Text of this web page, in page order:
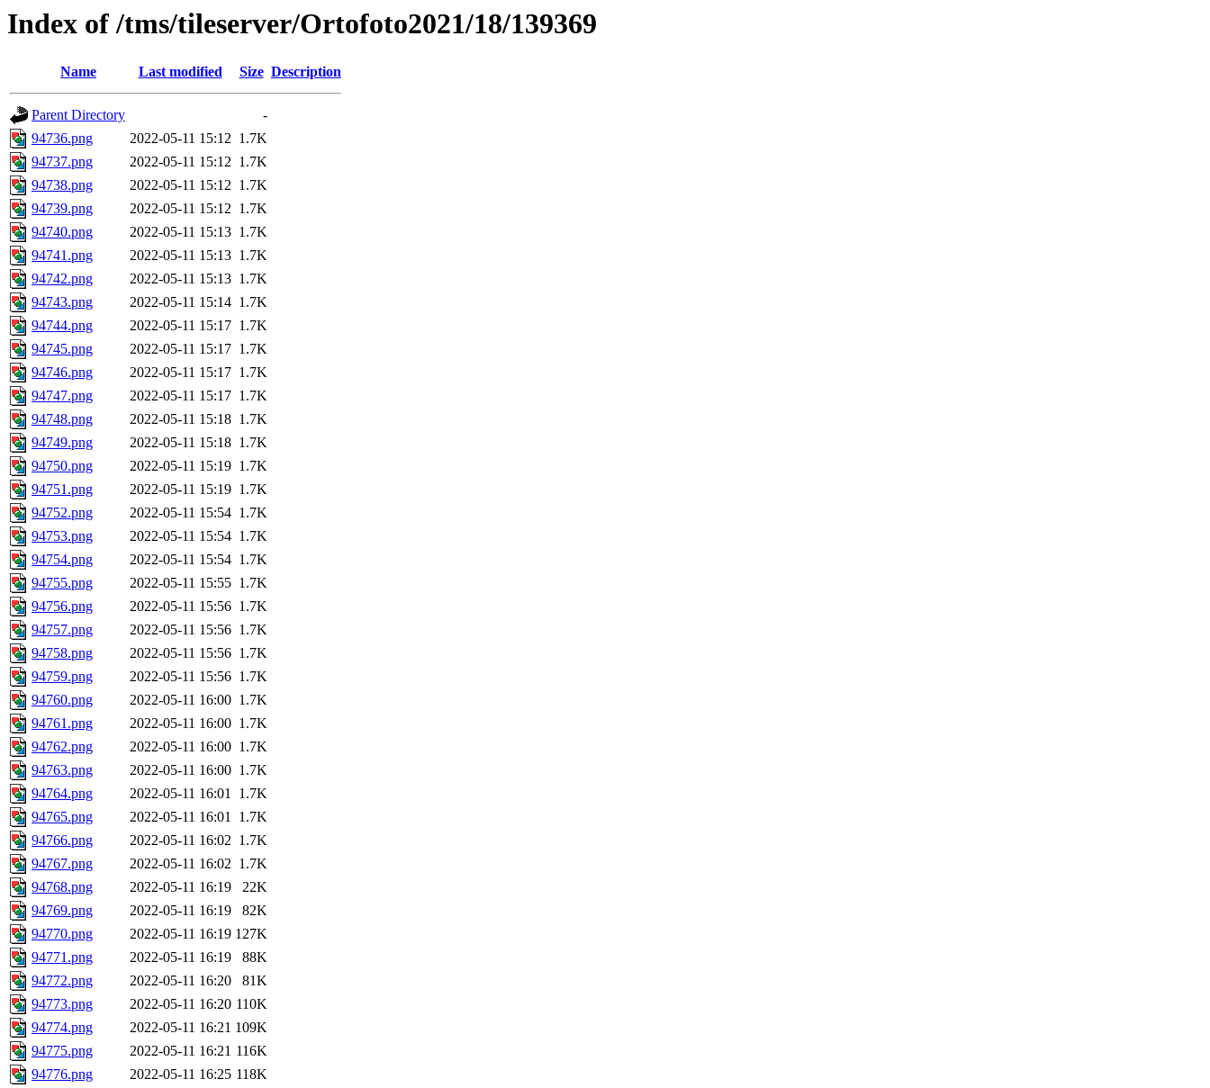
Index of /tms/tileserver/Ortofoto2021/18/139369
Name Last modified Size Description
Parent Directory
-
94736.png
2022-05-11 15:12 1.7K
94737.png
2022-05-11 15:12 1.7K
94738.png
2022-05-11 15:12 1.7K
94739.png
2022-05-11 15:12 1.7K
94740.png
2022-05-11 15:13 1.7K
94741.png
2022-05-11 15:13 1.7K
94742.png
2022-05-11 15:13 1.7K
94743.png
2022-05-11 15:14 1.7K
94744.png
2022-05-11 15:17 1.7K
94745.png
2022-05-11 15:17 1.7K
94746.png
2022-05-11 15:17 1.7K
94747.png
2022-05-11 15:17 1.7K
94748.png
2022-05-11 15:18 1.7K
94749.png
2022-05-11 15:18 1.7K
94750.png
2022-05-11 15:19 1.7K
94751.png
2022-05-11 15:19 1.7K
94752.png
2022-05-11 15:54 1.7K
94753.png
2022-05-11 15:54 1.7K
94754.png
2022-05-11 15:54 1.7K
94755.png
2022-05-11 15:55 1.7K
94756.png
2022-05-11 15:56 1.7K
94757.png
2022-05-11 15:56 1.7K
94758.png
2022-05-11 15:56 1.7K
94759.png
2022-05-11 15:56 1.7K
94760.png
2022-05-11 16:00 1.7K
94761.png
2022-05-11 16:00 1.7K
94762.png
2022-05-11 16:00 1.7K
94763.png
2022-05-11 16:00 1.7K
94764.png
2022-05-11 16:01 1.7K
94765.png
2022-05-11 16:01 1.7K
94766.png
2022-05-11 16:02 1.7K
94767.png
2022-05-11 16:02 1.7K
94768.png
2022-05-11 16:19
22K
94769.png
2022-05-11 16:19
82K
94770.png
2022-05-11 16:19 127K
94771.png
2022-05-11 16:19
88K
94772.png
2022-05-11 16:20
81K
94773.png
2022-05-11 16:20 110K
94774.png
2022-05-11 16:21 109K
94775.png
2022-05-11 16:21 116K
94776.png
2022-05-11 16:25 118K